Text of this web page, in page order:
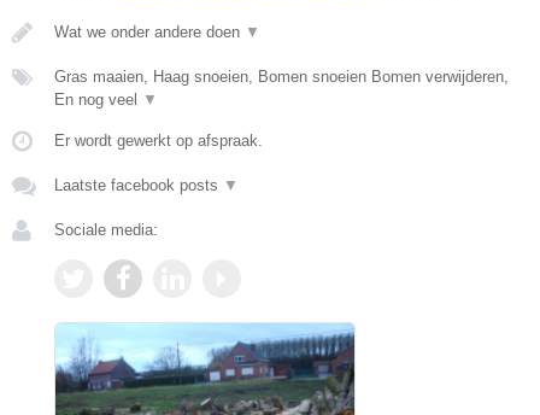
Wat we onder andere doen ▼
Gras maaien, Haag snoeien, Bomen snoeien Bomen verwijderen,
En nog veel ▼
Er wordt gewerkt op afspraak.
Laatste facebook posts ▼
Sociale media: